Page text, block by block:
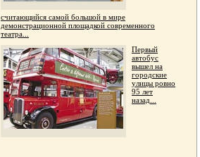
считающийся самой большой в мире
демонстрационной площадкой современного
театра...
Первый
автобус
вышел на
городские
улицы ровно
95 лет
назад...